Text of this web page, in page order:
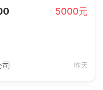
5000元
昨天